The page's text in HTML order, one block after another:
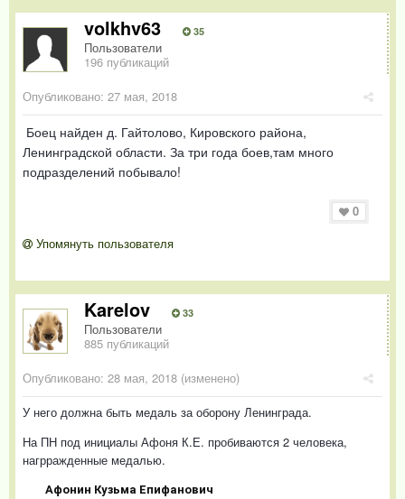
volkhv63 35
Пользователи
196 публикаций
Опубликовано: 27 мая, 2018
Боец найден д. Гайтолово, Кировского района,
Ленинградской области. За три года боев,там много
подразделений побывало!
0
Упомянуть пользователя
Karelov 33
Пользователи
885 публикаций
Опубликовано: 28 мая, 2018 (изменено)
У него должна быть медаль за оборону Ленинграда.
На ПН под инициалы Афоня К.Е. пробиваются 2 человека,
нагрражденные медалью.
Афонин Кузьма Епифанович